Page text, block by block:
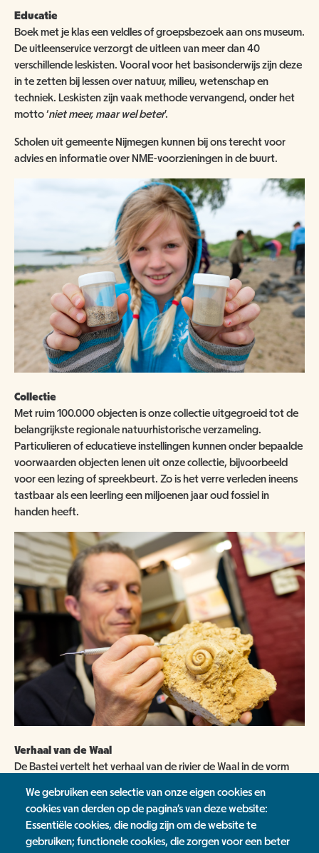
We gebruiken een selectie van onze eigen cookies en
cookies van derden op de pagina's van deze website:
Essentiële cookies, die nodig zijn om de website te
gebruiken; functionele cookies, die zorgen voor een beter
Educatie
Boek met je klas een veldles of groepsbezoek aan ons museum.
De uitleenservice verzorgt de uitleen van meer dan 40
verschillende leskisten. Vooral voor het basisonderwijs zijn deze
in te zetten bij lessen over natuur, milieu, wetenschap en
techniek. Leskisten zijn vaak methode vervangend, onder het
motto ‘niet meer, maar wel beter’.
Scholen uit gemeente Nijmegen kunnen bij ons terecht voor
advies en informatie over NME-voorzieningen in de buurt.
Collectie
Met ruim 100.000 objecten is onze collectie uitgegroeid tot de
belangrijkste regionale natuurhistorische verzameling.
Particulieren of educatieve instellingen kunnen onder bepaalde
voorwaarden objecten lenen uit onze collectie, bijvoorbeeld
voor een lezing of spreekbeurt. Zo is het verre verleden ineens
tastbaar als een leerling een miljoenen jaar oud fossiel in
handen heeft.
Verhaal van de Waal
De Bastei vertelt het verhaal van de rivier de Waal in de vorm
toeristische arrangementen.
ANBI